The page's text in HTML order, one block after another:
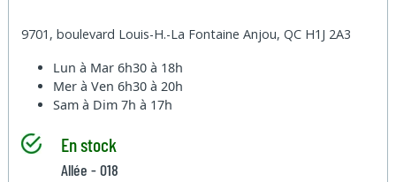
9701, boulevard Louis-H.-La Fontaine Anjou, QC H1J 2A3
Lun à Mar6h30 à 18h
Mer à Ven6h30 à 20h
Sam à Dim7h à 17h
En stock
Allée - 018